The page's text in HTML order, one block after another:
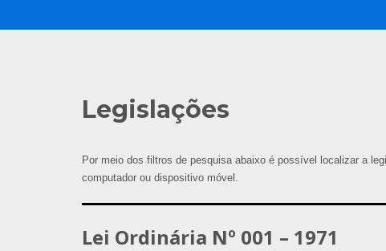
Legislações
Por meio dos filtros de pesquisa abaixo é possível localizar a
computador ou dispositivo móvel.
Lei Ordinária Nº 001 – 1971